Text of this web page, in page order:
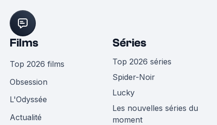
Films
Top 2026 films
Obsession
L'Odyssée
Actualité
Séries
Top 2026 séries
Spider-Noir
Lucky
Les nouvelles séries du
moment